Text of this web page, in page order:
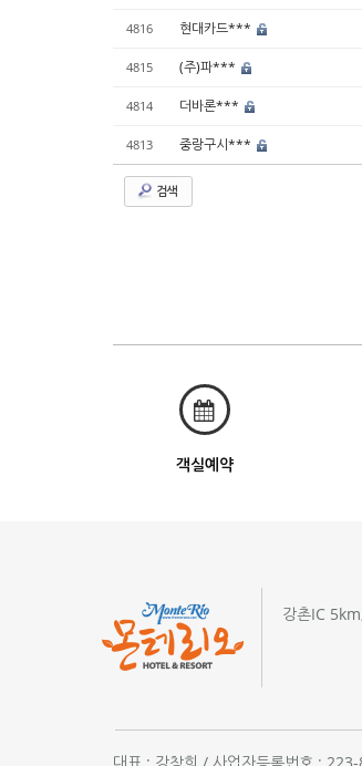
4816 현대카드***
4815 (주)파***
4814 더바론***
4813 중랑구시***
검색
객실예약
강촌IC